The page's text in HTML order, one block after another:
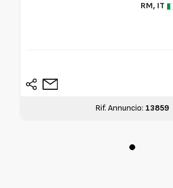
RM, IT
Rif. Annuncio: 13859